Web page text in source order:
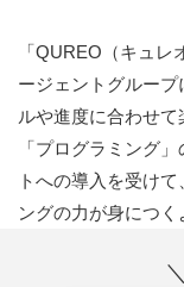
「QUREO（キュ
ージェントグルー
ルや進度に合わせて
「プログラミング
トへの導入を受け
ングの力が身につく